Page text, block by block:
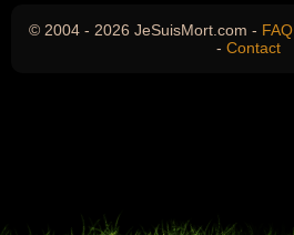
© 2004 - 2026 JeSuisMort.com - FAQ
- Contact